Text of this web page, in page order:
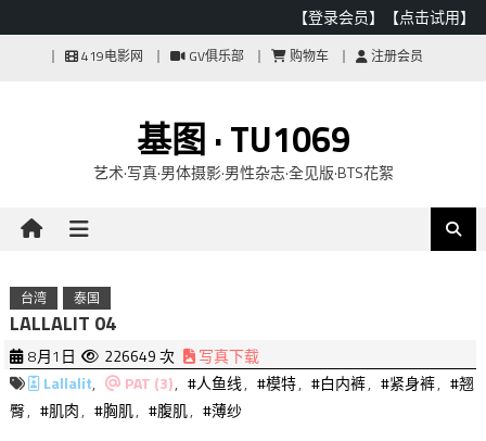
【登录会员】 【点击试用】
419电影网 GV俱乐部 购物车 注册会员
基图 · TU1069
艺术·写真·男体摄影·男性杂志·全见版·BTS花絮
台湾 泰国
LALLALIT 04
8月1日 226649 次
写真下载
Lallalit, PAT (3), #人鱼线, #模特, #白内裤, #紧身裤, #翘
臀, #肌肉, #胸肌, #腹肌, #薄纱